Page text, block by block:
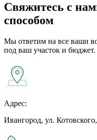
Свяжитесь с
способом
Мы ответим на все ваши
под ваш участок и бюджет.
Адрес:
Ивангород, ул.